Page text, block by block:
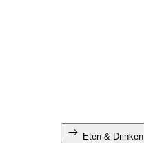
Eten & Drinken